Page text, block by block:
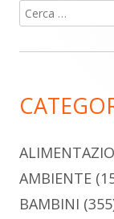
Barra
laterale
Ricerca
per:
AMBIENTE
BAMBINI